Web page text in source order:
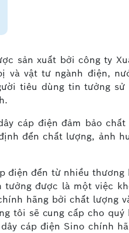
sản xuất bởi công ty
vật tư ngành điện,
tiêu dùng tin tưởng
cáp điện đảm bảo
đến chất lượng, ảnh
đến từ nhiều thương
được là một việc
hãng bởi chất lượng
tôi sẽ cung cấp cho
cáp điện Sino chính